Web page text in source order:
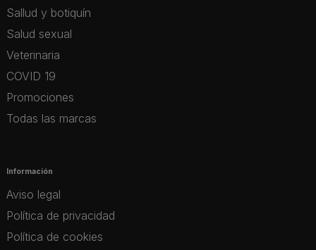
Sallud y botiquín
Salud sexual
Veterinaria
COVID 19
Promociones
Todas las marcas
Información
Aviso legal
Política de privacidad
Política de cookies